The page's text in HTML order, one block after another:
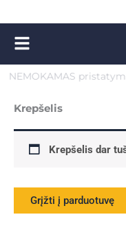
prie
turinio
NEMOKAMAS
Krepšelis
Krepšelis dar
Grįžti į parduotuvę